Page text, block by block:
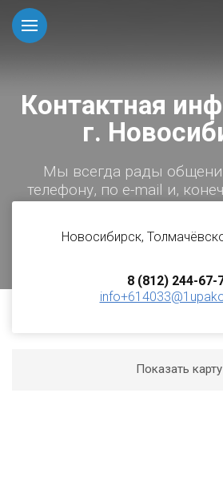
Контактная
г.
Мы всегда рады
телефону, по e-mail и,
Новосибирск,
8 (812) 244-67-
Показать карту